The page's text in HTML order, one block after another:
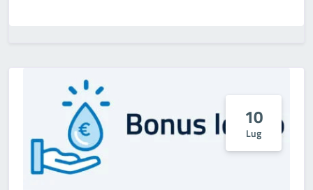
10
Lug